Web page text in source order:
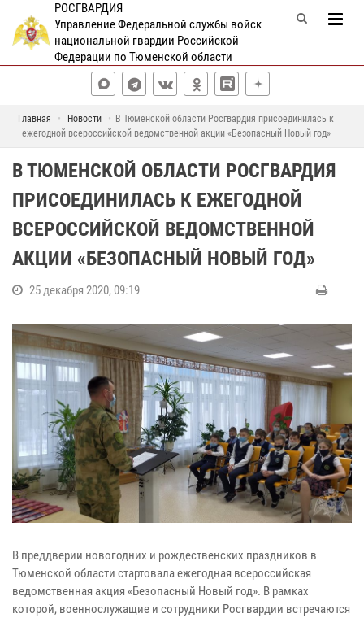
РОСГВАРДИЯ
Управление Федеральной службы войск
национальной гвардии Российской
Федерации по Тюменской области
Главная Новости
В Тюменской области Росгвардия присоединилась к
ежегодной всероссийской ведомственной акции «Безопасный Новый год»
В ТЮМЕНСКОЙ ОБЛАСТИ РОСГВАРДИЯ
ПРИСОЕДИНИЛАСЬ К ЕЖЕГОДНОЙ
ВСЕРОССИЙСКОЙ ВЕДОМСТВЕННОЙ
АКЦИИ «БЕЗОПАСНЫЙ НОВЫЙ ГОД»
25 декабря 2020, 09:19
В преддверии новогодних и рождественских праздников в
Тюменской области стартовала ежегодная всероссийская
ведомственная акция «Безопасный Новый год». В рамках
которой, военнослужащие и сотрудники Росгвардии встречаются